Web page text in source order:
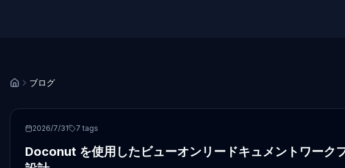
ブログ
ASP.NET
2026/7/31 7 tags
Doconut を使用したビューオンリードキュメントワーク